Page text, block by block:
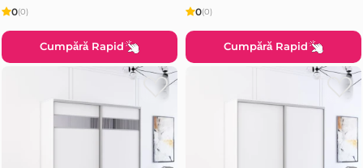
0(0)
Cumpără Rapid
0(0)
Cumpără Rapid